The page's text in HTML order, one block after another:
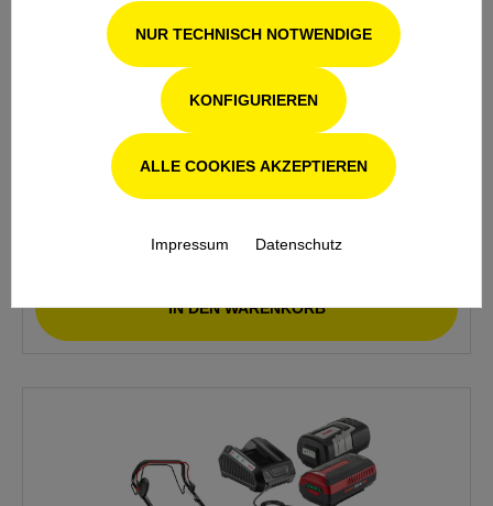
inkl. Akku und Ladegerät
579,90 €*
IN DEN WARENKORB
NUR TECHNISCH NOTWENDIGE
KONFIGURIEREN
ALLE COOKIES AKZEPTIEREN
Impressum Datenschutz